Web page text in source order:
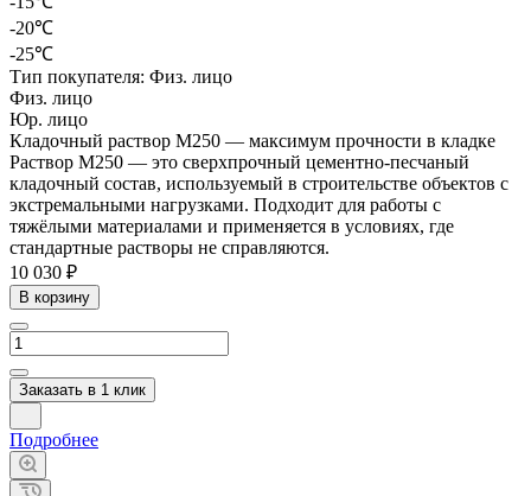
-20℃
-25℃
Тип покупателя: Физ. лицо
Физ. лицо
Юр. лицо
Кладочный раствор М250 — максимум прочности в кладке
Раствор М250 — это сверхпрочный цементно-песчаный
кладочный состав, используемый в строительстве объектов с
экстремальными нагрузками. Подходит для работы с
тяжёлыми материалами и применяется в условиях, где
стандартные растворы не справляются.
10 030 ₽
В корзину
Заказать в 1 клик
Подробнее